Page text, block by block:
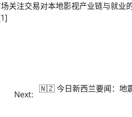
注交易对本地影视产业链与就业
Next:
🇳🇿 今日新西兰要闻：地